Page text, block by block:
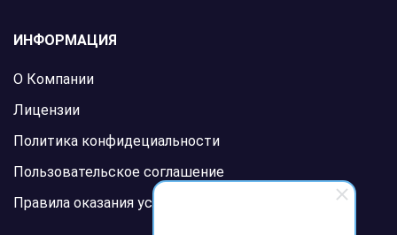
ИНФОРМАЦИЯ
О Компании
Лицензии
Политика конфидециальности
Пользовательское соглашение
Правила оказания услуг связи